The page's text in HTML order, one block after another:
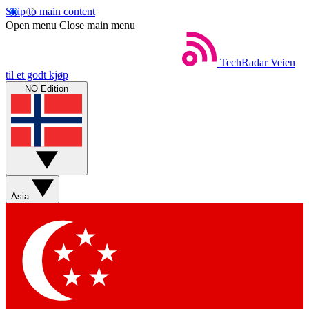
Skip to main content
Open menu Close main menu
TechRadar Veien
til et godt kjøp
NO Edition
Asia